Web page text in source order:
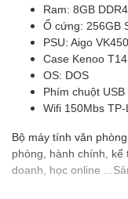
Ram: 8GB
Ổ cứng: 256GB
PSU: Aigo
Case Kenoo
OS: DOS
Phím chuột
Wifi 150Mbs
Bộ máy tính văn
phòng, hành chính, kế
doanh, học online